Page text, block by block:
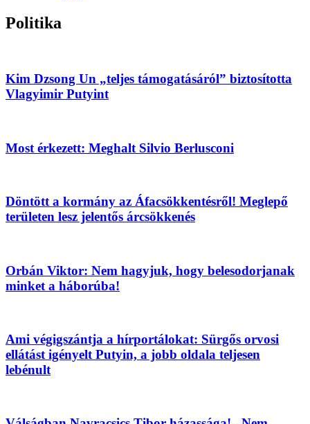
Politika
Kim Dzsong Un „teljes támogatásáról” biztosította
Vlagyimir Putyint
Most érkezett: Meghalt Silvio Berlusconi
Döntött a kormány az Áfacsökkentésről! Meglepő
területen lesz jelentős árcsökkenés
Orbán Viktor: Nem hagyjuk, hogy belesodorjanak
minket a háborúba!
Ami végigszántja a hírportálokat: Sürgős orvosi
ellátást igényelt Putyin, a jobb oldala teljesen
lebénult